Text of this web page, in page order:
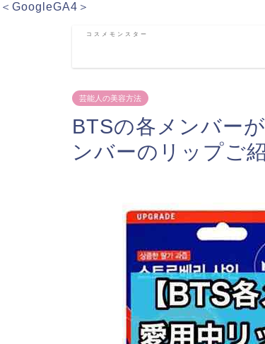
＜GoogleGA4＞
コスメモンスター
芸能人の美容方法
BTSの各メンバー
ンバーのリップご紹